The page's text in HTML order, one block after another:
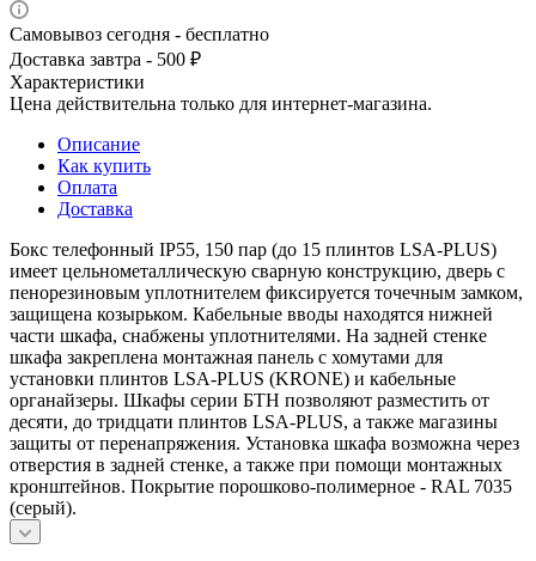
Самовывоз сегодня - бесплатно
Доставка завтра - 500 ₽
Характеристики
Цена действительна только для интернет-магазина.
Описание
Как купить
Оплата
Доставка
Бокс телефонный IP55, 150 пар (до 15 плинтов LSA-PLUS)
имеет цельнометаллическую сварную конструкцию, дверь с
пенорезиновым уплотнителем фиксируется точечным замком,
защищена козырьком. Кабельные вводы находятся нижней
части шкафа, снабжены уплотнителями. На задней стенке
шкафа закреплена монтажная панель с хомутами для
установки плинтов LSA-PLUS (KRONE) и кабельные
органайзеры. Шкафы серии БТН позволяют разместить от
десяти, до тридцати плинтов LSA-PLUS, а также магазины
защиты от перенапряжения. Установка шкафа возможна через
отверстия в задней стенке, а также при помощи монтажных
кронштейнов. Покрытие порошково-полимерное - RAL 7035
(серый).